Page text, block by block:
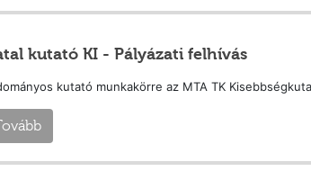
kutató KI - Pályázati felhívás
kutató munkakörre az MTA TK